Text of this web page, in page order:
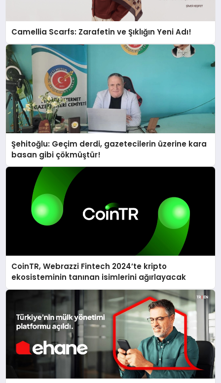
Camellia Scarfs: Zarafetin ve Şıklığın Yeni Adı!
Şehitoğlu: Geçim derdi, gazetecilerin üzerine kara
basan gibi çökmüştür!
CoinTR, Webrazzi Fintech 2024’te kripto
ekosisteminin tanınan isimlerini ağırlayacak